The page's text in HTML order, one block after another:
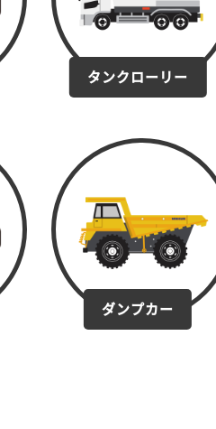
タンクローリー
ダンプカー